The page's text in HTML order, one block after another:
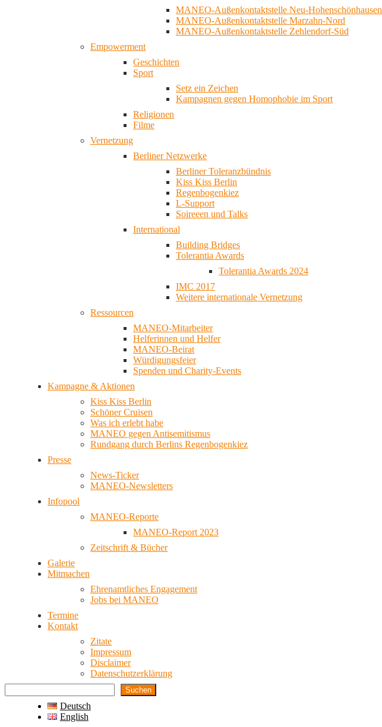
MANEO-Außenkontaktstelle Neu-Hohenschönhausen
MANEO-Außenkontaktstelle Marzahn-Nord
MANEO-Außenkontaktstelle Zehlendorf-Süd
Empowerment
Geschichten
Sport
Setz ein Zeichen
Kampagnen gegen Homophobie im Sport
Religionen
Filme
Vernetzung
Berliner Netzwerke
Berliner Toleranzbündnis
Kiss Kiss Berlin
Regenbogenkiez
L-Support
Soireeen und Talks
International
Building Bridges
Tolerantia Awards
Tolerantia Awards 2024
IMC 2017
Weitere internationale Vernetzung
Ressourcen
MANEO-Mitarbeiter
Helferinnen und Helfer
MANEO-Beirat
Würdigungsfeier
Spenden und Charity-Events
Kampagne & Aktionen
Kiss Kiss Berlin
Schöner Cruisen
Was ich erlebt habe
MANEO gegen Antisemitismus
Rundgang durch Berlins Regenbogenkiez
Presse
News-Ticker
MANEO-Newsletters
Infopool
MANEO-Reporte
MANEO-Report 2023
Zeitschrift & Bücher
Galerie
Mitmachen
Ehrenamtliches Engagement
Jobs bei MANEO
Termine
Kontakt
Zitate
Impressum
Disclaimer
Datenschutzerklärung
Suchen
Deutsch
English